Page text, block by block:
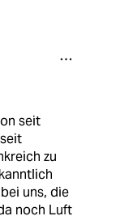
seit
zu
uns, die
noch Luft